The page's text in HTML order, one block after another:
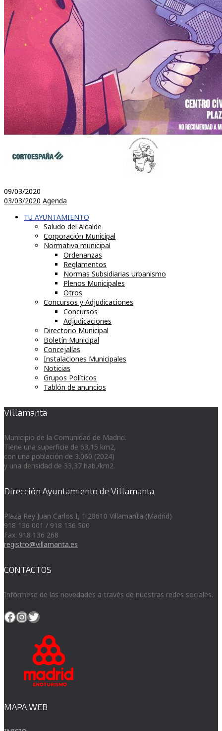
09/03/2020
03/03/2020 Agenda
TU AYUNTAMIENTO
Saludo del Alcalde
Corporación Municipal
Normativa municipal
Ordenanzas
Reglamentos
Normas Subsidiarias Urbanismo
Plenos Municipales
Otros
Concursos y Adjudicaciones
Concursos
Adjudicaciones
Directorio Municipal
Boletín Municipal
Concejalías
Instalaciones Municipales
Noticias
Grupos Políticos
Tablón de anuncios
Villamanta
Municipio de la Comunidad de Madrid.
Tiene una superficie de 63,15 km2,
con una población de 3.060 (2024)
y una densidad de 33,37 hab./km2.
Dirección Ayuntamiento de Villamanta
Plaza Rey Juan Carlos I, 1 28610 Villamanta (Madrid)
918 136 001 / 918 136 500
Fax: 918 136 268
registro@villamanta.es
CONTACTOS
Infórmese de las novedades a través de nuestras redes sociales.
Facebook
Instagram
Twitter
MAPA WEB